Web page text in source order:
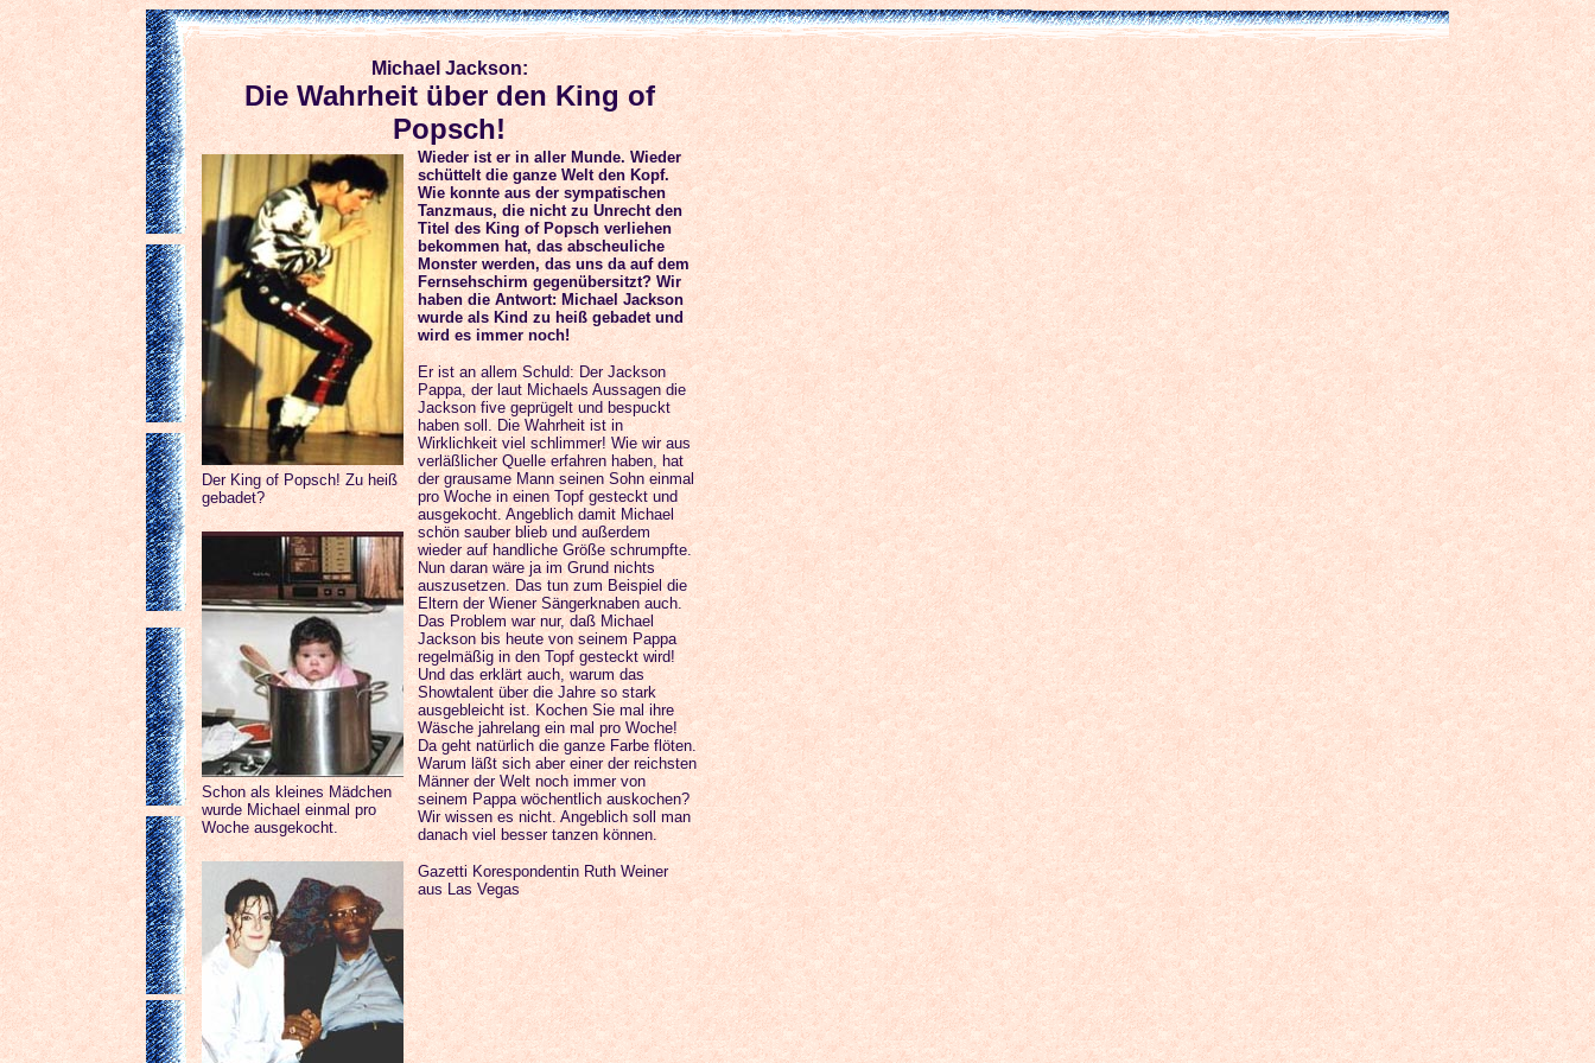
Michael Jackson:
Die Wahrheit über den King of
Popsch!
Der King of Popsch! Zu heiß
gebadet?
Schon als kleines Mädchen
wurde Michael einmal pro
Woche ausgekocht.
Wieder ist er in aller Munde. Wieder
schüttelt die ganze Welt den Kopf.
Wie konnte aus der sympatischen
Tanzmaus, die nicht zu Unrecht den
Titel des King of Popsch verliehen
bekommen hat, das abscheuliche
Monster werden, das uns da auf dem
Fernsehschirm gegenübersitzt? Wir
haben die Antwort: Michael Jackson
wurde als Kind zu heiß gebadet und
wird es immer noch!
Er ist an allem Schuld: Der Jackson
Pappa, der laut Michaels Aussagen die
Jackson five geprügelt und bespuckt
haben soll. Die Wahrheit ist in
Wirklichkeit viel schlimmer! Wie wir aus
verläßlicher Quelle erfahren haben, hat
der grausame Mann seinen Sohn einmal
pro Woche in einen Topf gesteckt und
ausgekocht. Angeblich damit Michael
schön sauber blieb und außerdem
wieder auf handliche Größe schrumpfte.
Nun daran wäre ja im Grund nichts
auszusetzen. Das tun zum Beispiel die
Eltern der Wiener Sängerknaben auch.
Das Problem war nur, daß Michael
Jackson bis heute von seinem Pappa
regelmäßig in den Topf gesteckt wird!
Und das erklärt auch, warum das
Showtalent über die Jahre so stark
ausgebleicht ist. Kochen Sie mal ihre
Wäsche jahrelang ein mal pro Woche!
Da geht natürlich die ganze Farbe flöten.
Warum läßt sich aber einer der reichsten
Männer der Welt noch immer von
seinem Pappa wöchentlich auskochen?
Wir wissen es nicht. Angeblich soll man
danach viel besser tanzen können.
Gazetti Korespondentin Ruth Weiner
aus Las Vegas